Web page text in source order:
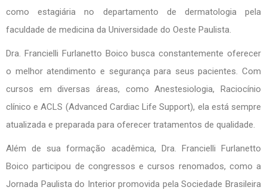
como estagiária no departamento de dermatologia pela
faculdade de medicina da Universidade do Oeste Paulista.
Dra. Francielli Furlanetto Boico busca constantemente oferecer
o melhor atendimento e segurança para seus pacientes. Com
cursos em diversas áreas, como Anestesiologia, Raciocínio
clínico e ACLS (Advanced Cardiac Life Support), ela está sempre
atualizada e preparada para oferecer tratamentos de qualidade.
Além de sua formação acadêmica, Dra. Francielli Furlanetto
Boico participou de congressos e cursos renomados, como a
Jornada Paulista do Interior promovida pela Sociedade Brasileira